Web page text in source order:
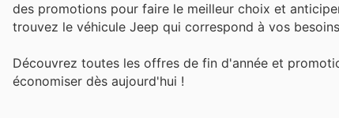
des promotions pour faire le meilleur choix et
trouvez le véhicule Jeep qui correspond à vos
Découvrez toutes les offres de fin d'année et
économiser dès aujourd'hui !